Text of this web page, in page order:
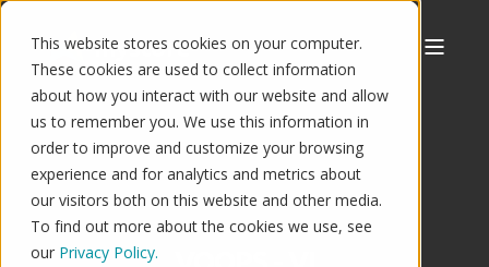
This website stores cookies on your computer.
These cookies are used to collect information
about how you interact with our website and allow
us to remember you. We use this information in
order to improve and customize your browsing
experience and for analytics and metrics about
our visitors both on this website and other media.
To find out more about the cookies we use, see
our Privacy Policy.